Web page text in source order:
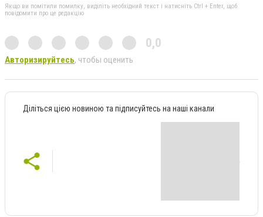
Якщо ви помітили помилку, виділіть необхідний текст і натисніть Ctrl + Enter, щоб
повідомити про це редакцію
0,0
Авторизируйтесь, чтобы оценить
Діліться цією новиною та підписуйтесь на наші канали